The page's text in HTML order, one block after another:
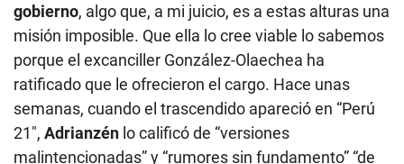
gobierno, algo que, a mi juicio, es a estas alturas una
misión imposible. Que ella lo cree viable lo sabemos
porque el excanciller González-Olaechea ha
ratificado que le ofrecieron el cargo. Hace unas
semanas, cuando el trascendido apareció en “Perú
21″, Adrianzén lo calificó de “versiones
malintencionadas” y “rumores sin fundamento” “de